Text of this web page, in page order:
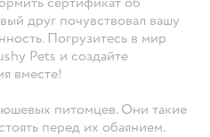
друг почувствовал вашу
Погрузитесь в мир
Pets и создайте
вместе!
питомцев. Они такие
перед их обаянием.